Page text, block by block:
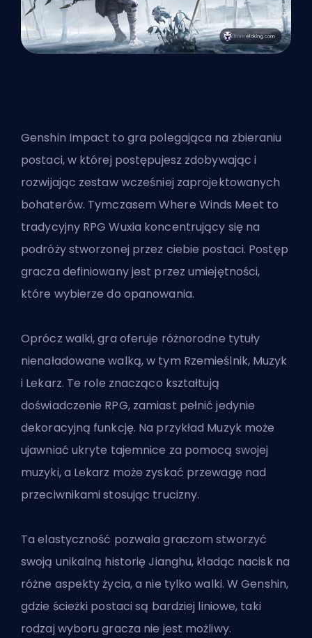
Genshin Impact to gra polegająca na zbieraniu
postaci, w której postępujesz zdobywając i
rozwijając zestaw wcześniej zaprojektowanych
bohaterów. Tymczasem Where Winds Meet to
tradycyjny RPG Wuxia koncentrujący się na
podróży stworzonej przez ciebie postaci. Postęp
gracza definiowany jest przez umiejętności,
które wybierze do opanowania.
Oprócz walki, gra oferuje różnorodne tytuły
nienaładowane walką, w tym Rzemieślnik, Muzyk
i Lekarz. Te role znacząco kształtują
doświadczenie RPG, zamiast pełnić jedynie
dekoracyjną funkcję. Na przykład Muzyk może
ujawniać ukryte tajemnice za pomocą swojej
muzyki, a Lekarz może zyskać przewagę nad
przeciwnikami stosując trucizny.
Ta elastyczność pozwala graczom stworzyć
swoją unikalną historię Jianghu, kładąc nacisk na
różne aspekty życia, a nie tylko walki. W Genshin,
gdzie ścieżki postaci są bardziej liniowe, taki
rodzaj wyboru gracza nie jest możliwy.